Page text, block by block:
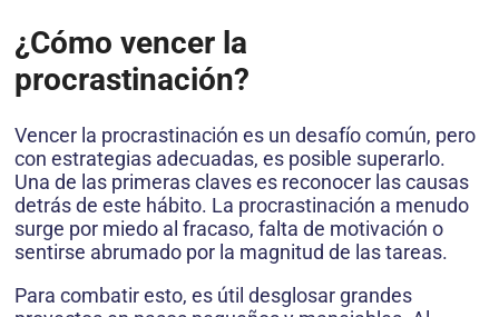
¿Cómo vencer la
procrastinación?
Vencer la procrastinación es un desafío común, pero
con estrategias adecuadas, es posible superarlo.
Una de las primeras claves es reconocer las causas
detrás de este hábito. La procrastinación a menudo
surge por miedo al fracaso, falta de motivación o
sentirse abrumado por la magnitud de las tareas.
Para combatir esto, es útil desglosar grandes